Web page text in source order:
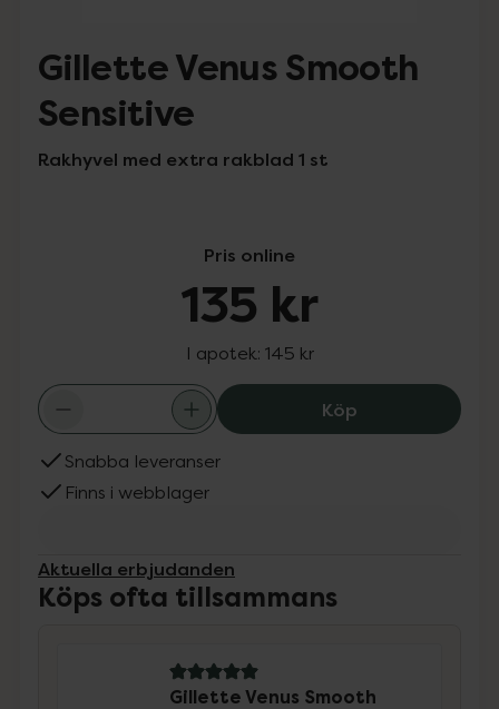
Gillette Venus Smooth
Sensitive
Rakhyvel med extra rakblad 1 st
Pris online
135 kr
I apotek: 145 kr
KöpGillette Venus
Snabba leveranser
Finns i webblager
Aktuella erbjudanden
Köps ofta tillsammans
5 av 5 i omdöme
Gillette Venus Smooth